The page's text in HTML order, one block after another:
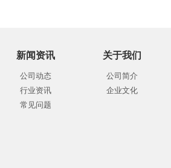
新闻资讯
公司动态
行业资讯
常见问题
关于我们
公司简介
企业文化